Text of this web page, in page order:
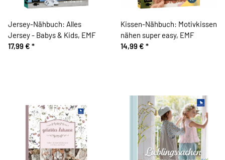
Jersey-Nähbuch: Alles
Jersey - Babys & Kids, EMF
17,99 € *
Kissen-Nähbuch: Motivkissen
nähen super easy, EMF
14,99 € *